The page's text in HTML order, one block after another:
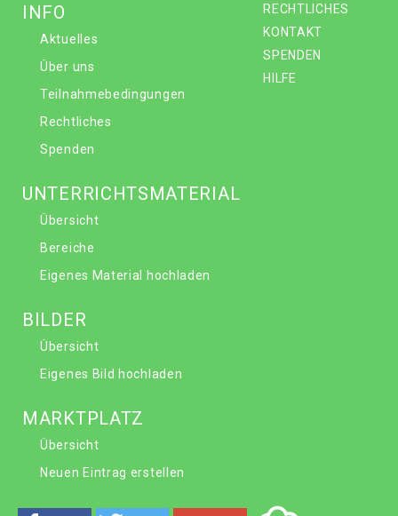
RECHTLICHES
KONTAKT
SPENDEN
HILFE
INFO
Aktuelles
Über uns
Teilnahmebedingungen
Rechtliches
Spenden
UNTERRICHTSMATERIAL
Übersicht
Bereiche
Eigenes Material hochladen
BILDER
Übersicht
Eigenes Bild hochladen
MARKTPLATZ
Übersicht
Neuen Eintrag erstellen